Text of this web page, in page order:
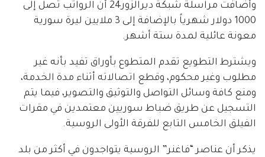
وأضافت مراسلة شبكة ديرالزور24 أن الرواتب تصل إلى
1000 دولار شهرياً بالإضافة إلى 3 ملايين ليرة سورية
معونة عائلية لمدة ستة أشهر.
ويشترط التطويع تقدم المتطوع بأوراق تفيد بأنه غير
مطلوب وغير محكوم، وقطع اتصالاته أثناء مدة الخدمة،
ومنع كافة وسائل التواصل والتوثيق والتصوير، فيما يتم
التسجيل عن طريق ضباط سوريين معتمدين في مقرات
الفيلق الخامس التابع للفرقة الأولى الروسية.
يذكر أن عناصر “فاغنر” الروسية يتواجدون في أكثر من بلد